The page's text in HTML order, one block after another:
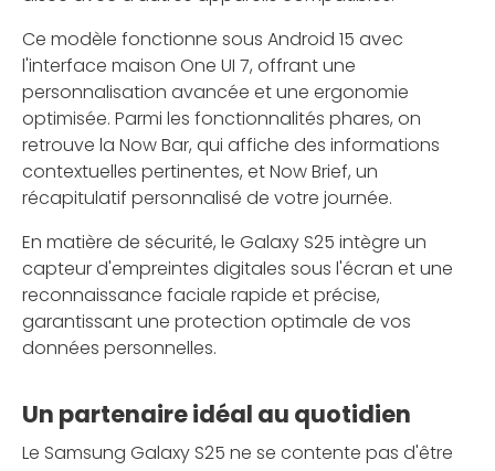
Ce modèle fonctionne sous Android 15 avec
l'interface maison One UI 7, offrant une
personnalisation avancée et une ergonomie
optimisée. Parmi les fonctionnalités phares, on
retrouve la Now Bar, qui affiche des informations
contextuelles pertinentes, et Now Brief, un
récapitulatif personnalisé de votre journée.
En matière de sécurité, le Galaxy S25 intègre un
capteur d'empreintes digitales sous l'écran et une
reconnaissance faciale rapide et précise,
garantissant une protection optimale de vos
données personnelles.
Un partenaire idéal au quotidien
Le Samsung Galaxy S25 ne se contente pas d'être